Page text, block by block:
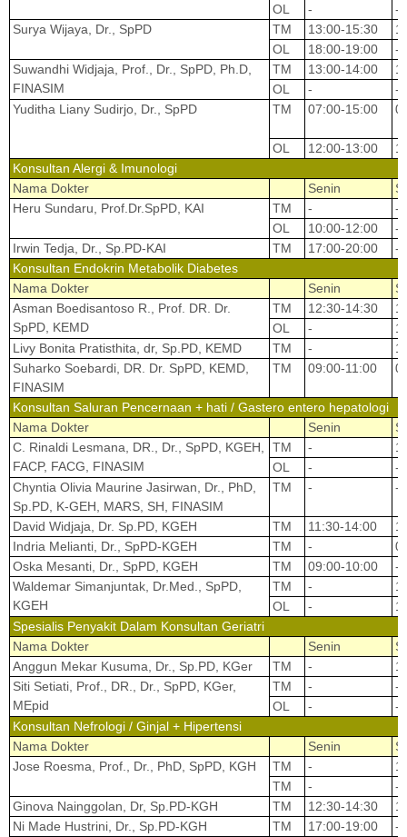
OL
-
-
Surya Wijaya, Dr., SpPD
TM 13:00-15:30
OL
18:00-19:00
-
Suwandhi Widjaja, Prof., Dr., SpPD, Ph.D,
FINASIM
TM 13:00-14:00
OL
-
-
Yuditha Liany Sudirjo, Dr., SpPD
TM 07:00-15:00
OL 12:00-13:00
Konsultan Alergi & Imunologi
Nama Dokter
Senin
Heru Sundaru, Prof.Dr.SpPD, KAI
TM -
-
OL
10:00-12:00
-
Irwin Tedja, Dr., Sp.PD-KAI
TM 17:00-20:00
-
Konsultan Endokrin Metabolik Diabetes
Nama Dokter
Senin
Asman Boedisantoso R., Prof. DR. Dr.
SpPD, KEMD
TM 12:30-14:30
OL
-
Livy Bonita Pratisthita, dr, Sp.PD, KEMD
TM -
Suharko Soebardi, DR. Dr. SpPD, KEMD,
FINASIM
TM 09:00-11:00
Konsultan Saluran Pencernaan + hati / Gastero entero hepatologi
Nama Dokter
Senin
C. Rinaldi Lesmana, DR., Dr., SpPD, KGEH,
FACP, FACG, FINASIM
TM -
OL
-
-
Chyntia Olivia Maurine Jasirwan, Dr., PhD,
Sp.PD, K-GEH, MARS, SH, FINASIM
TM - -
David Widjaja, Dr. Sp.PD, KGEH TM 11:30-14:00
Indria Melianti, Dr., SpPD-KGEH
TM -
Oska Mesanti, Dr., SpPD, KGEH
TM 09:00-10:00
-
Waldemar Simanjuntak, Dr.Med., SpPD,
KGEH
TM -
OL
-
Spesialis Penyakit Dalam Konsultan Geriatri
Nama Dokter
Senin
Anggun Mekar Kusuma, Dr., Sp.PD, KGer
TM -
Siti Setiati, Prof., DR., Dr., SpPD, KGer,
MEpid
TM -
-
OL
-
-
Konsultan Nefrologi / Ginjal + Hipertensi
Nama Dokter
Senin
Jose Roesma, Prof., Dr., PhD, SpPD, KGH
TM -
TM
-
-
Ginova Nainggolan, Dr, Sp.PD-KGH
TM 12:30-14:30
Ni Made Hustrini, Dr., Sp.PD-KGH
TM 17:00-19:00
-